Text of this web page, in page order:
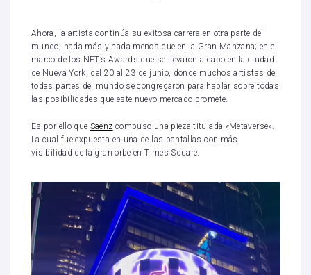
Ahora, la artista continúa su exitosa carrera en otra parte del
mundo; nada más y nada menos que en la Gran Manzana; en el
marco de los NFT’s Awards que se llevaron a cabo en la ciudad
de Nueva York, del 20 al 23 de junio, donde muchos artistas de
todas partes del mundo se congregaron para hablar sobre todas
las posibilidades que este nuevo mercado promete.
Es por ello que Saenz compuso una pieza titulada «Metaverse».
La cual fue expuesta en una de las pantallas con más
visibilidad de la gran orbe en Times Square.